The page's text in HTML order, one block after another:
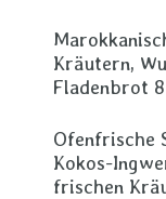
Kräutern,
Fladenbrot
Ofenfrische
Kokos-
frischen